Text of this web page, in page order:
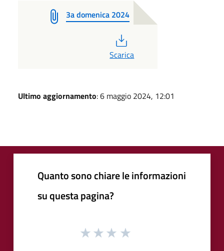
3a domenica 2024
Scarica
Ultimo aggiornamento: 6 maggio 2024, 12:01
Quanto sono chiare le informazioni
su questa pagina?